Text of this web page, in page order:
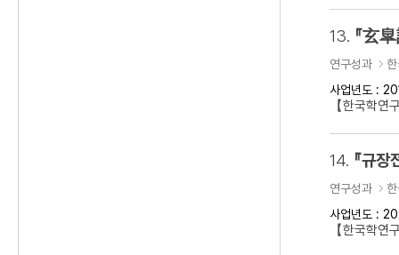
13. 『玄
연구성과
사업년도 :
【한국학
14. 『규
연구성과
사업년도 :
【한국학